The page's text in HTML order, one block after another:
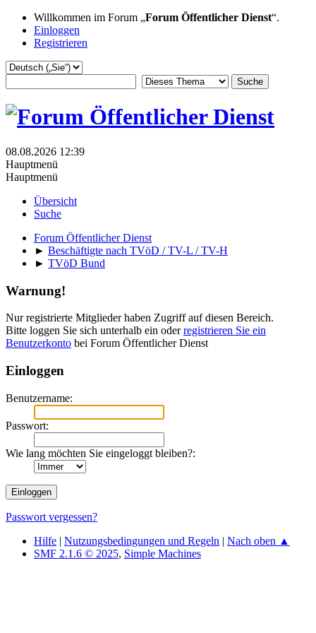
Willkommen im Forum „Forum Öffentlicher Dienst“.
Einloggen
Registrieren
08.08.2026 12:39
Hauptmenü
Hauptmenü
Übersicht
Suche
Forum Öffentlicher Dienst
► Beschäftigte nach TVöD / TV-L / TV-H
► TVöD Bund
Warnung!
Nur registrierte Mitglieder haben Zugriff auf diesen Bereich.
Bitte loggen Sie sich unterhalb ein oderregistrieren Sie ein
Benutzerkonto bei Forum Öffentlicher Dienst
Einloggen
Benutzername:
Passwort:
Wie lang möchten Sie eingeloggt bleiben?:
Passwort vergessen?
Hilfe | Nutzungsbedingungen und Regeln | Nach oben ▲
SMF 2.1.6 © 2025, Simple Machines